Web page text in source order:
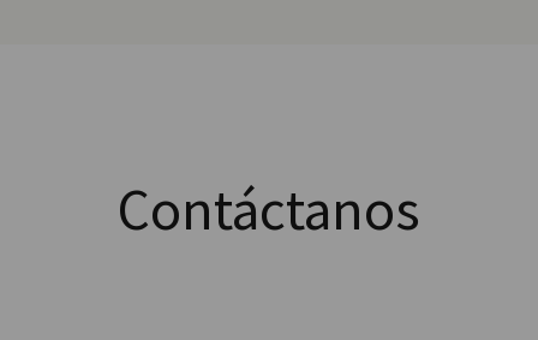
Contáctanos